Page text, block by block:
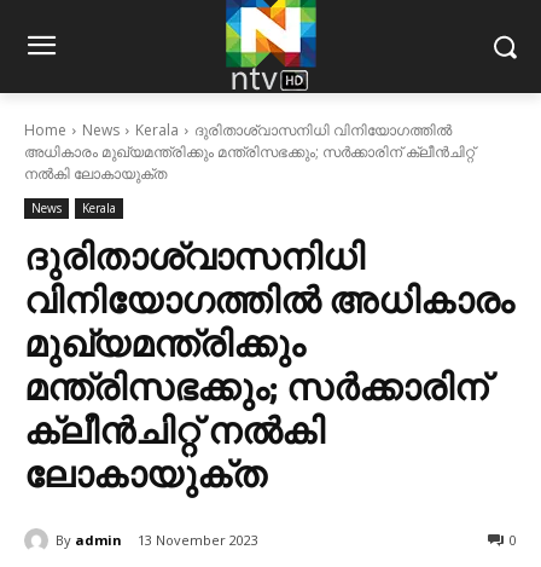
Home News Kerala
ദുരിതാശ്വാസനിധി വിനിയോഗത്തിൽ
അധികാരം മുഖ്യമന്ത്രിക്കും മന്ത്രിസഭക്കും; സർക്കാരിന് ക്ലീൻചിറ്റ്
നൽകി ലോകായുക്ത
News Kerala
ദുരിതാശ്വാസനിധി
വിനിയോഗത്തിൽ അധികാരം
മുഖ്യമന്ത്രിക്കും
മന്ത്രിസഭക്കും; സർക്കാരിന്
ക്ലീൻചിറ്റ് നൽകി
ലോകായുക്ത
By admin 13 November 2023 0